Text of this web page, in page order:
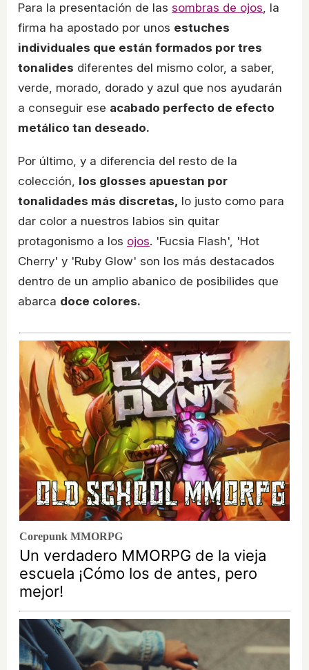
Para la presentación de las sombras de ojos, la
firma ha apostado por unos estuches
individuales que están formados por tres
tonalides diferentes del mismo color, a saber,
verde, morado, dorado y azul que nos ayudarán
a conseguir ese acabado perfecto de efecto
metálico tan deseado.
Por último, y a diferencia del resto de la
colección, los glosses apuestan por
tonalidades más discretas, lo justo como para
dar color a nuestros labios sin quitar
protagonismo a los ojos. 'Fucsia Flash', 'Hot
Cherry' y 'Ruby Glow' son los más destacados
dentro de un amplio abanico de posibilides que
abarca doce colores.
Corepunk MMORPG
Un verdadero MMORPG de la vieja
escuela ¡Cómo los de antes, pero
mejor!